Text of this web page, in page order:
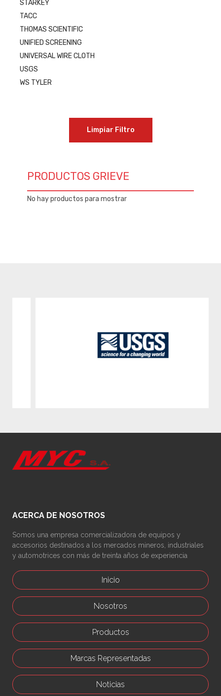
STARKEY
TACC
THOMAS SCIENTIFIC
UNIFIED SCREENING
UNIVERSAL WIRE CLOTH
USGS
WS TYLER
Limpiar Filtro
PRODUCTOS GRIEVE
No hay productos para mostrar
ACERCA DE NOSOTROS
Somos una empresa comercializadora de equipos y
accesorios destinados a los mercados mineros, industriales
y automotrices con más de treinta años de experiencia
Inicio
Nosotros
Productos
Marcas Representadas
Noticias